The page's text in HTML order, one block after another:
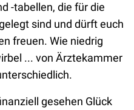
-tabellen, die für die
sind und dürft euch
freuen. Wie niedrig
... von Ärztekammer
gesehen Glück